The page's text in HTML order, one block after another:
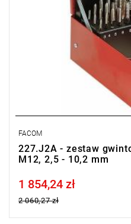
FACOM
227.J2A - zestaw
M12, 2,5 - 10,2 mm
Price tax included
1 854,24 zł
2 060,27 zł